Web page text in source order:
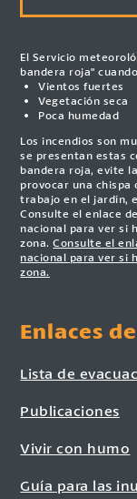
El Servicio
bandera roja"
Vientos fuertes
Vegetación seca
Poca humedad
Los incendios son
se presentan estas
bandera roja, evite
provocar una chispa
trabajo en el jardín,
Consulte el enlace
nacional para ver si
zona.Consulte el
nacional para ver si
zona.
Enlaces
Lista de
Publicaciones
Vivir con humo
Guía para las